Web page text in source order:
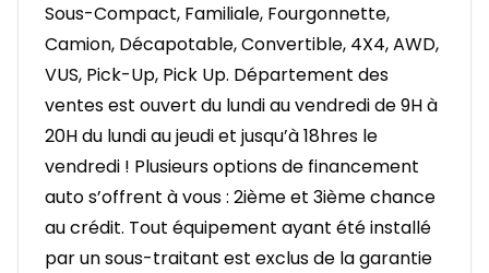
Sous-Compact, Familiale, Fourgonnette,
Camion, Décapotable, Convertible, 4X4, AWD,
VUS, Pick-Up, Pick Up. Département des
ventes est ouvert du lundi au vendredi de 9H à
20H du lundi au jeudi et jusqu’à 18hres le
vendredi ! Plusieurs options de financement
auto s’offrent à vous : 2ième et 3ième chance
au crédit. Tout équipement ayant été installé
par un sous-traitant est exclus de la garantie